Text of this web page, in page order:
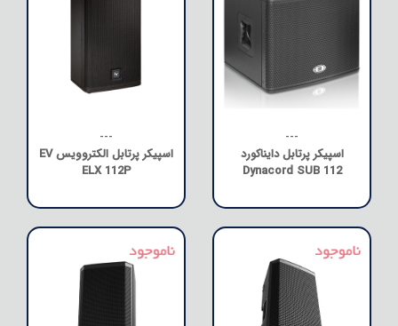
---
اسپیکر پرتابل دایناکورد
Dynacord SUB 112
---
اسپیکر پرتابل الکتروویس EV
ELX 112P